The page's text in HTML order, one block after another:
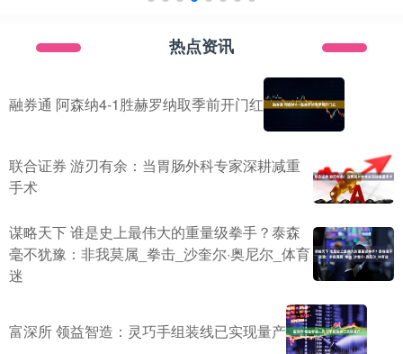
热点资讯
融券通 阿森纳4-1胜赫罗纳取季前开门红
联合证券 游刃有余：当胃肠外科专家深耕减重
手术
谋略天下 谁是史上最伟大的重量级拳手？泰森
毫不犹豫：非我莫属_拳击_沙奎尔·奥尼尔_体育
迷
富深所 领益智造：灵巧手组装线已实现量产